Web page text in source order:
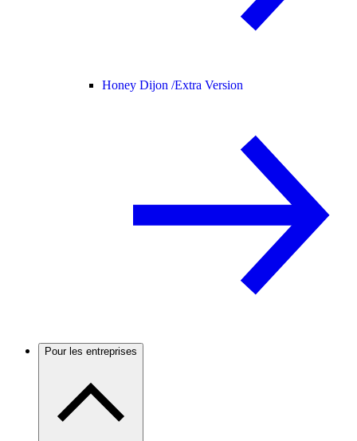
Honey Dijon /Extra Version
Pour les entreprises